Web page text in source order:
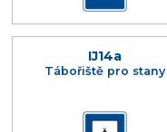
IJ14a
Tábořiště pro stany